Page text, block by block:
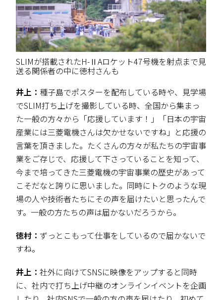
SLIMが搭載されたH-ⅡAロケット47号機を射点まで見
送る関係者の中に徳村さんも
井上： 種子島でポスターを配布している時や、見学場
でSLIM打ち上げを撮影している時、全国から集まっ
た一般の方々から「応援しています！」「日本の宇宙
産業には三菱電機さんは欠かせないですね」と応援の
言葉を頂きました。たくさんの方々が私たちの宇宙事
業をご存じで、応援して下さっていることを知って、
今まで培ってきた三菱電機の宇宙事業の歴史があって
こそだなと誇りに思いました。同時にトクのような現
場の人や技術者たちにその声を届けたいと思ったんで
す。一般の方たちの声は届かないだろうから。
徳村： ずっとこもって仕事をしているので届かないで
すね。
井上： 社外に向けてSNSに映像をアップすると同時
に、社内で打ち上げ中継のオンラインイベントを企画